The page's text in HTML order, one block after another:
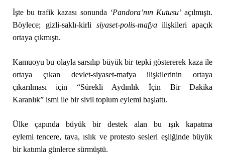
İşte bu trafik kazası sonunda ‘Pandora’nın Kutusu’açılmıştı.
Böylece; gizli-saklı-kirli siyaset-polis-mafyailişkileri apaçık
ortaya çıkmıştı.
Kamuoyu bu olayla sarsılıp büyük bir tepki göstererek kaza ile
ortaya çıkan devlet-siyaset-mafya ilişkilerinin ortaya
çıkarılması için “Sürekli Aydınlık İçin Bir Dakika
Karanlık” ismi ile bir sivil toplum eylemi başlattı.
Ülke çapında büyük bir destek alan bu ışık kapatma
eylemi tencere, tava, ıslık ve protesto sesleri eşliğinde büyük
bir katımla günlerce sürmüştü.